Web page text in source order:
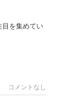
目を集めてい
コメントなし